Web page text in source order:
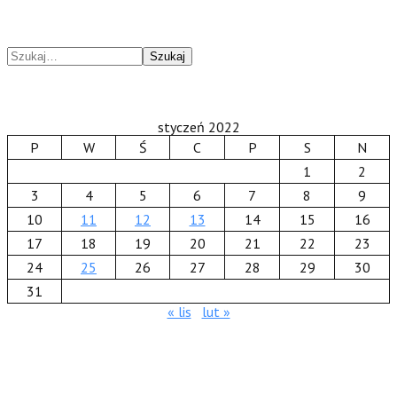
Szukaj
styczeń 2022
P
W Ś C P S
N
1
2
3
4 5 6 7 8
9
10
11 12 13 14 15
16
17
18 19 20 21 22
23
24
25 26 27 28 29
30
31
« lis
lut »